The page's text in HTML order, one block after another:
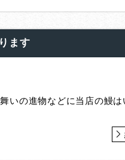
ます
いの進物などに当店の鰻は